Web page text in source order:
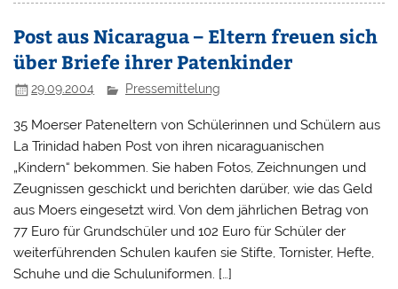
Post aus Nicaragua – Eltern freuen sich
über Briefe ihrer Patenkinder
29.09.2004 Pressemittelung
35 Moerser Pateneltern von Schülerinnen und Schülern aus
La Trinidad haben Post von ihren nicaraguanischen
„Kindern“ bekommen. Sie haben Fotos, Zeichnungen und
Zeugnissen geschickt und berichten darüber, wie das Geld
aus Moers eingesetzt wird. Von dem jährlichen Betrag von
77 Euro für Grundschüler und 102 Euro für Schüler der
weiterführenden Schulen kaufen sie Stifte, Tornister, Hefte,
Schuhe und die Schuluniformen. […]